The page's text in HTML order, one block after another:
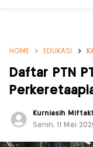
HOME EDUKASI
Daftar PTN
Kurniasih
Senin, 11 Mei